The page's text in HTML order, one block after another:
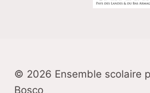
© 2026 Ensemble scolaire
Bosco